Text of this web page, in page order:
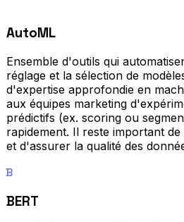
AutoML
Ensemble d'outils qui
réglage et la sélection de
d'expertise approfondie en
aux équipes marketing
prédictifs (ex. scoring ou
rapidement. Il reste important
et d'assurer la qualité des
B
BERT